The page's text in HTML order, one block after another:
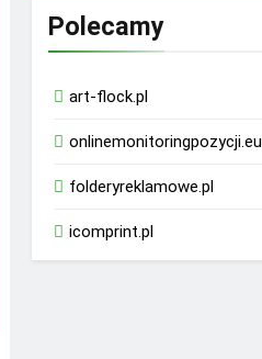
Polecamy
art-flock.pl
onlinemonitoringpozycji.eu
folderyreklamowe.pl
icomprint.pl